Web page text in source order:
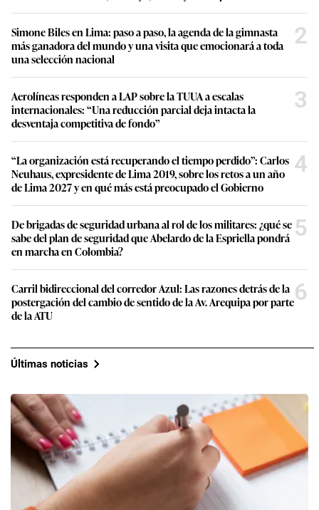
Simone Biles en Lima: paso a paso, la agenda de la gimnasta
más ganadora del mundo y una visita que emocionará a toda
una selección nacional
2
Aerolíneas responden a LAP sobre la TUUA a escalas
internacionales: “Una reducción parcial deja intacta la
desventaja competitiva de fondo”
3
“La organización está recuperando el tiempo perdido”: Carlos
Neuhaus, expresidente de Lima 2019, sobre los retos a un año
de Lima 2027 y en qué más está preocupado el Gobierno
4
De brigadas de seguridad urbana al rol de los militares: ¿qué se
sabe del plan de seguridad que Abelardo de la Espriella pondrá
en marcha en Colombia?
5
Carril bidireccional del corredor Azul: Las razones detrás de la
postergación del cambio de sentido de la Av. Arequipa por parte
de la ATU
6
Últimas noticias